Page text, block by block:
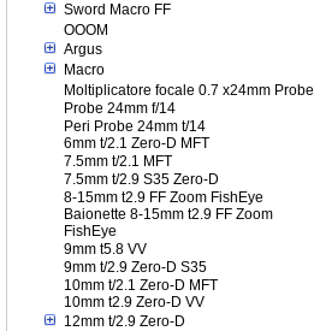
Sword Macro FF
OOOM
Argus
Macro
Moltiplicatore focale 0.7 x24mm Probe
Probe 24mm f/14
Peri Probe 24mm t/14
6mm t/2.1 Zero-D MFT
7.5mm t/2.1 MFT
7.5mm t/2.9 S35 Zero-D
8-15mm t2.9 FF Zoom FishEye
Baionette 8-15mm t2.9 FF Zoom
FishEye
9mm t5.8 VV
9mm t/2.9 Zero-D S35
10mm t/2.1 Zero-D MFT
10mm t2.9 Zero-D VV
12mm t/2.9 Zero-D